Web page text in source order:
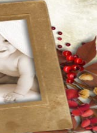
CONNECTER